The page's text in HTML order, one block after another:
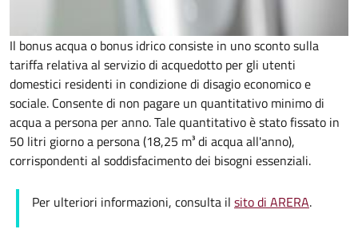
Il bonus acqua o bonus idrico consiste in uno sconto sulla
tariffa relativa al servizio di acquedotto per gli utenti
domestici residenti in condizione di disagio economico e
sociale. Consente di non pagare un quantitativo minimo di
acqua a persona per anno. Tale quantitativo è stato fissato in
50 litri giorno a persona (18,25 m³ di acqua all'anno),
corrispondenti al soddisfacimento dei bisogni essenziali.
Per ulteriori informazioni, consulta il sito di ARERA.